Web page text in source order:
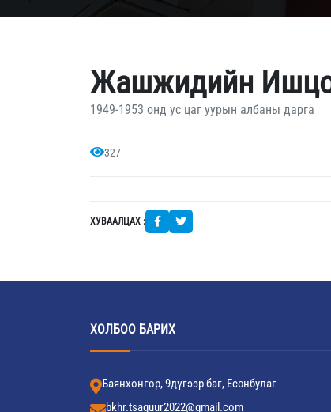
Жашжидийн
1949-1953 онд ус цаг уурын албаны дарга
327
ХУВААЛЦАХ :
ХОЛБОО БАРИХ
Баянхонгор, 9дүгээр баг, Есөнбулаг
bkhr.tsaguur2022@gmail.com